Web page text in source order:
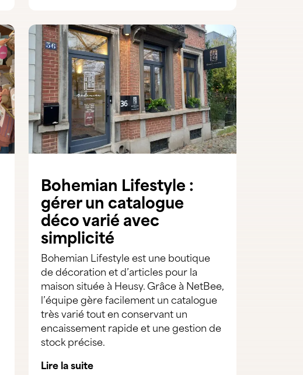
Bohemian Lifestyle :
gérer un catalogue
déco varié avec
simplicité
Bohemian Lifestyle est une boutique
de décoration et d’articles pour la
maison située à Heusy. Grâce à NetBee,
l’équipe gère facilement un catalogue
très varié tout en conservant un
encaissement rapide et une gestion de
stock précise.
Lire la suite